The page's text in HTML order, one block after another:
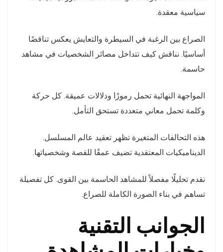
سياسية معقدة.
الصراع بين الرغبة في السيطرة والتعايش يعكس تناقضًا
أساسيًا. نناقش كيف تتداخل مصائر الشخصيات في مشاهد
حاسمة.
المواجهة النهائية تحمل رموزًا ودلالات عميقة. كل حركة
وكلمة تحمل معاني متعددة تستحق التأمل.
هذه التحالفات المتغيرة تظهر تعقيد عالم المسلسل.
الديناميكيات المعتقدية تضيف عمقًا للقصة وشخصياتها.
نقدم تحليلًا مفصلاً للمشاهد الحاسمة بين القوى. كل تفصيلة
تساهم في بناء الصورة الكاملة للصراع.
الجوانب التقنية